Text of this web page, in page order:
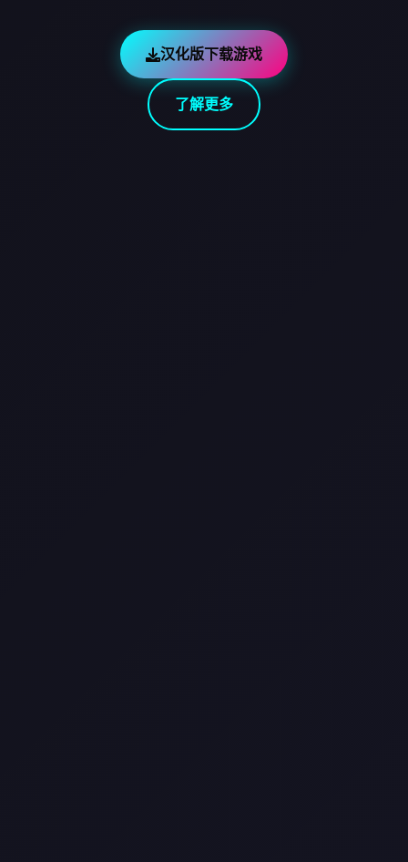
汉化版下载游戏
了解更多